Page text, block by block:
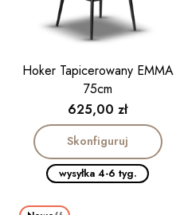
Hoker Tapicerowany EMMA
75cm
Cena
625,00 zł
Skonfiguruj
wysyłka 4-6 tyg.